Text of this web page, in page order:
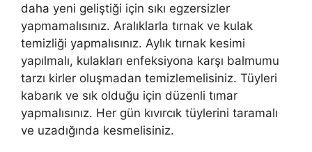
daha yeni geliştiği için sıkı egzersizler
yapmamalısınız. Aralıklarla tırnak ve kulak
temizliği yapmalısınız. Aylık tırnak kesimi
yapılmalı, kulakları enfeksiyona karşı balmumu
tarzı kirler oluşmadan temizlemelisiniz. Tüyleri
kabarık ve sık olduğu için düzenli tımar
yapmalısınız. Her gün kıvırcık tüylerini taramalı
ve uzadığında kesmelisiniz.